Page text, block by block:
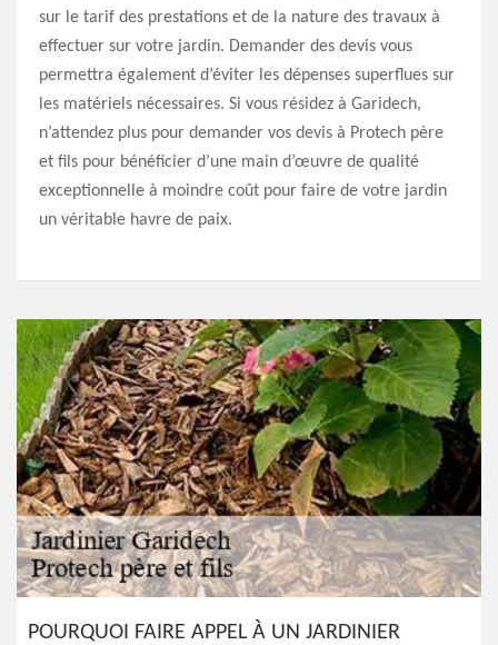
sur le tarif des prestations et de la nature des travaux à
effectuer sur votre jardin. Demander des devis vous
permettra également d’éviter les dépenses superflues sur
les matériels nécessaires. Si vous résidez à Garidech,
n’attendez plus pour demander vos devis à Protech père
et fils pour bénéficier d’une main d’œuvre de qualité
exceptionnelle à moindre coût pour faire de votre jardin
un véritable havre de paix.
POURQUOI FAIRE APPEL À UN JARDINIER